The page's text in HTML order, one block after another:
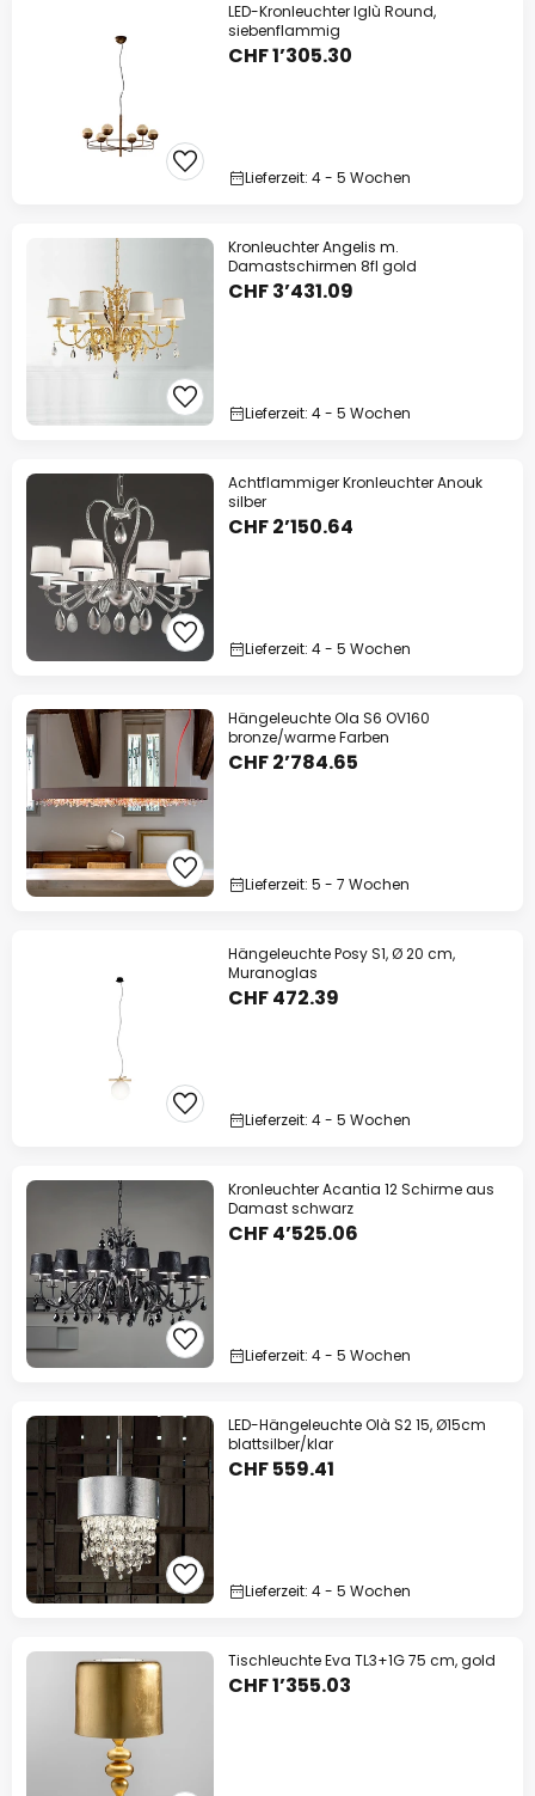
LED-Kronleuchter Iglù Round,
siebenflammig
CHF 1’305.30
Lieferzeit: 4 - 5 Wochen
Kronleuchter Angelis m.
Damastschirmen 8fl gold
CHF 3’431.09
Lieferzeit: 4 - 5 Wochen
Achtflammiger Kronleuchter Anouk
silber
CHF 2’150.64
Lieferzeit: 4 - 5 Wochen
Hängeleuchte Ola S6 OV160
bronze/warme Farben
CHF 2’784.65
Lieferzeit: 5 - 7 Wochen
Hängeleuchte Posy S1, Ø 20 cm,
Muranoglas
CHF 472.39
Lieferzeit: 4 - 5 Wochen
Kronleuchter Acantia 12 Schirme aus
Damast schwarz
CHF 4’525.06
Lieferzeit: 4 - 5 Wochen
LED-Hängeleuchte Olà S2 15, Ø15cm
blattsilber/klar
CHF 559.41
Lieferzeit: 4 - 5 Wochen
Tischleuchte Eva TL3+1G 75 cm, gold
CHF 1’355.03